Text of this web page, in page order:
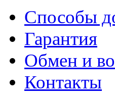
Способы
Гарантия
Обмен и
Контакты